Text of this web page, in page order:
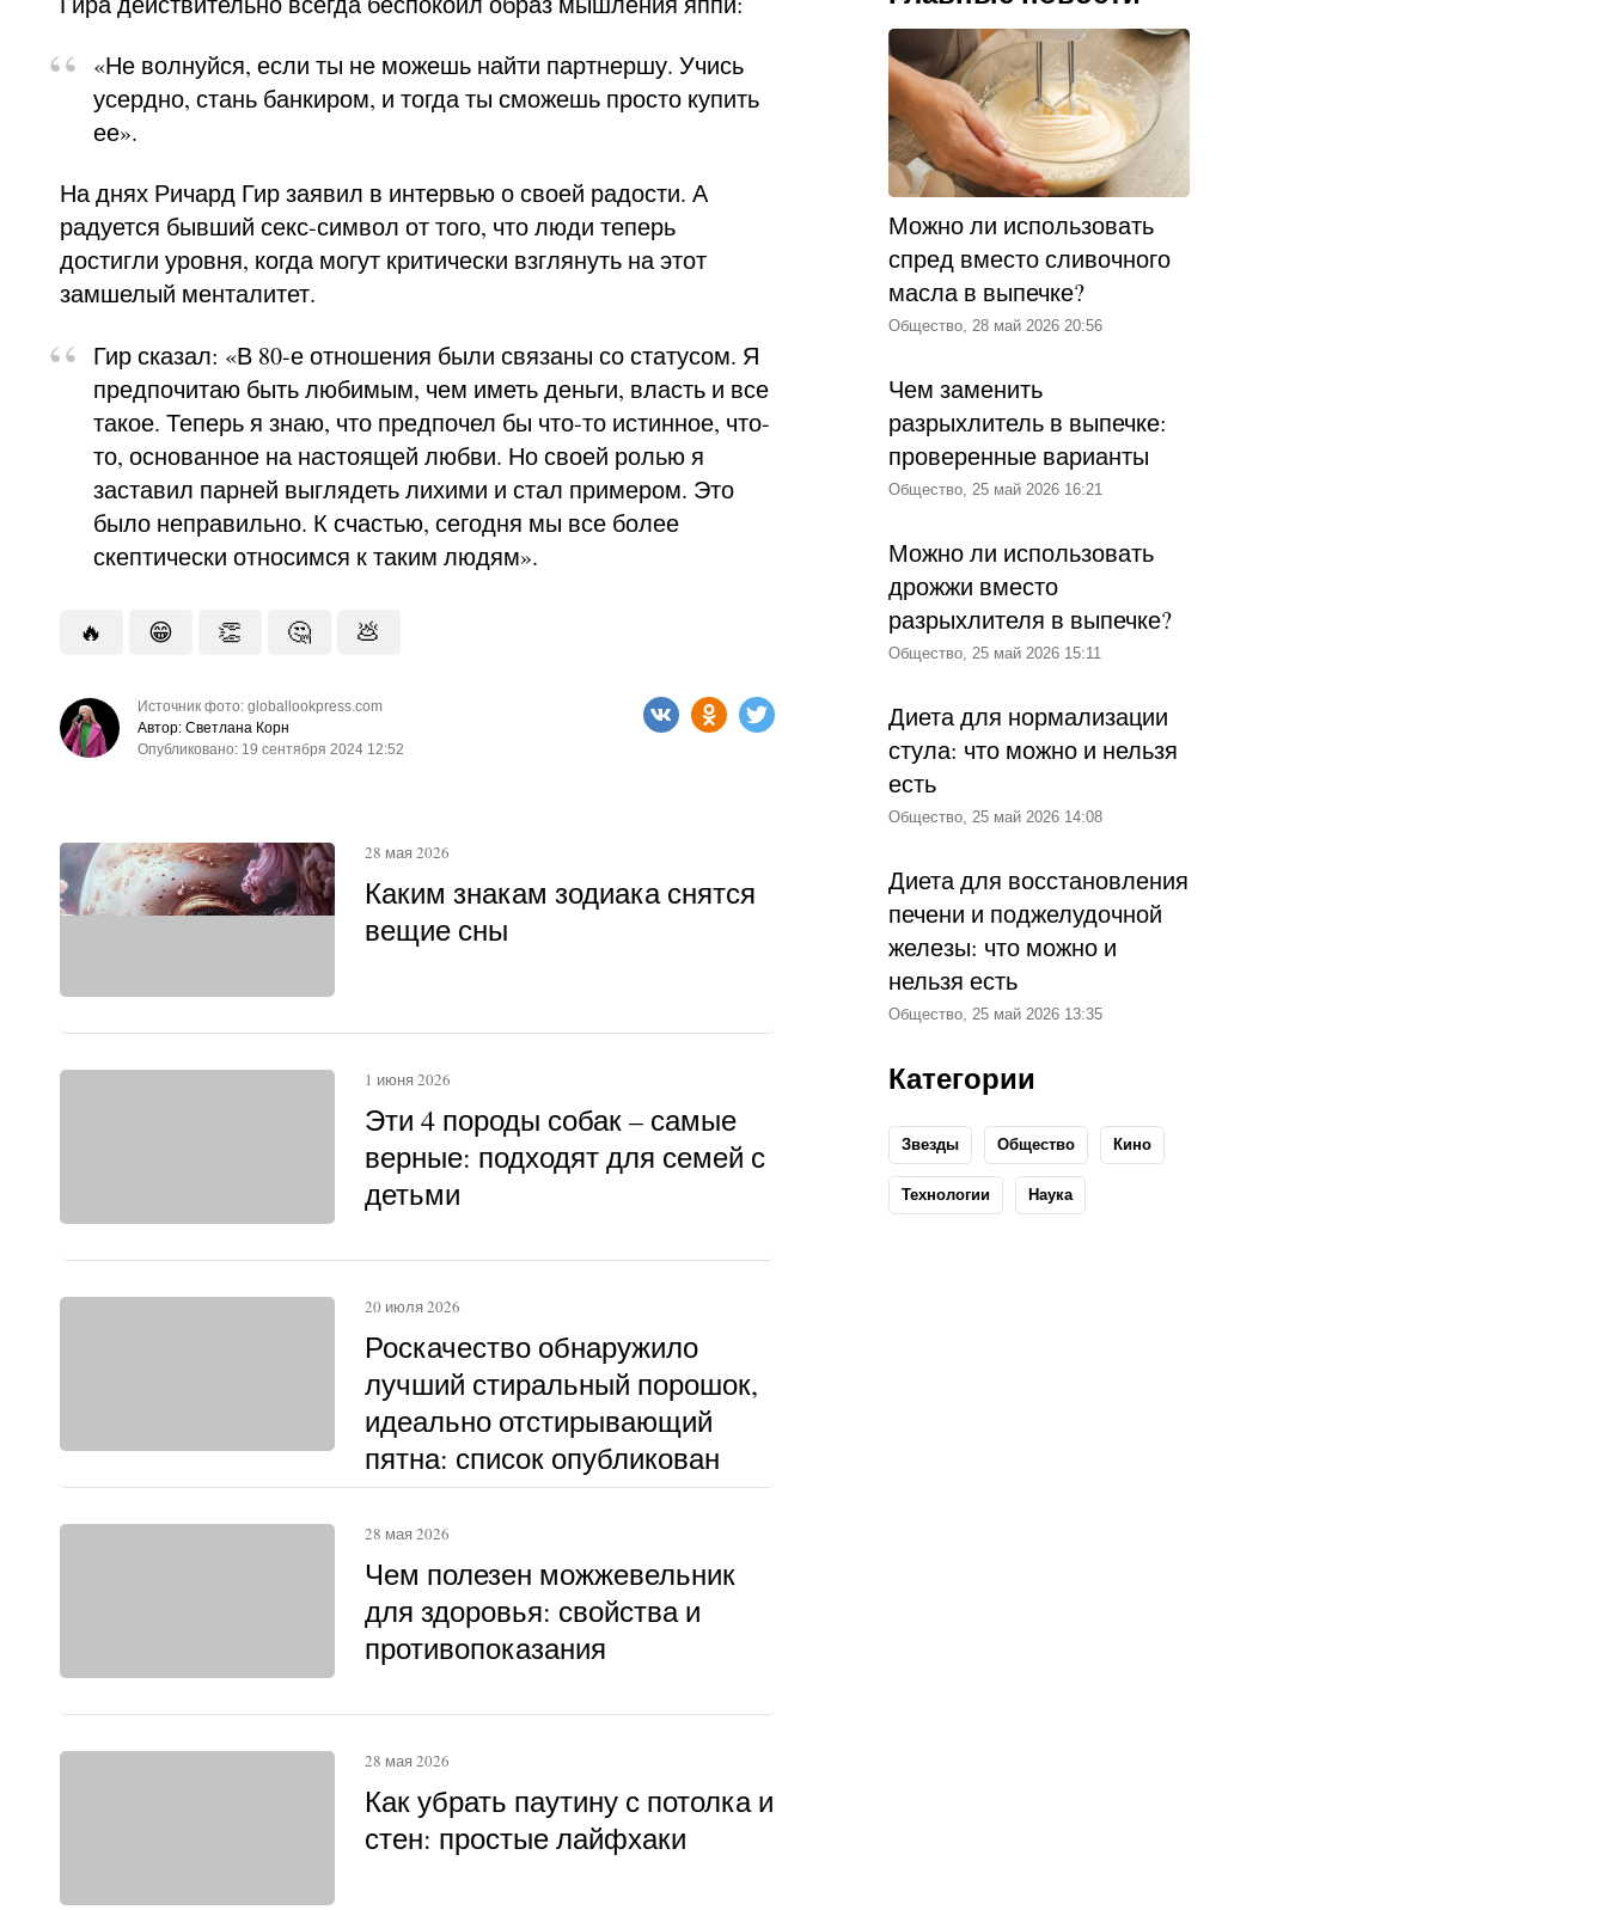
«Не волнуйся, если ты не можешь найти партнершу. Учись
усердно, стань банкиром, и тогда ты сможешь просто купить
ее».
На днях Ричард Гир заявил в интервью о своей радости. А
радуется бывший секс-символ от того, что люди теперь
достигли уровня, когда могут критически взглянуть на этот
замшелый менталитет.
Гир сказал: «В 80-е отношения были связаны со статусом. Я
предпочитаю быть любимым, чем иметь деньги, власть и все
такое. Теперь я знаю, что предпочел бы что-то истинное, что-
то, основанное на настоящей любви. Но своей ролью я
заставил парней выглядеть лихими и стал примером. Это
было неправильно. К счастью, сегодня мы все более
скептически относимся к таким людям».
🔥 😁 👏 🤔 💩
Источник фото: globallookpress.com
Автор: Светлана Корн
Опубликовано: 19 сентября 2024 12:52
Каким знакам зодиака снятся
вещие сны
28 мая 2026
Эти 4 породы собак – самые
верные: подходят для семей с
детьми
1 июня 2026
Роскачество обнаружило
лучший стиральный порошок,
идеально отстирывающий
пятна: список опубликован
20 июля 2026
Чем полезен можжевельник
для здоровья: свойства и
противопоказания
28 мая 2026
Как убрать паутину с потолка и
стен: простые лайфхаки
28 мая 2026
Можно ли использовать
спред вместо сливочного
масла в выпечке?
Общество, 28 май 2026 20:56
Чем заменить
разрыхлитель в выпечке:
проверенные варианты
Общество, 25 май 2026 16:21
Можно ли использовать
дрожжи вместо
разрыхлителя в выпечке?
Общество, 25 май 2026 15:11
Диета для нормализации
стула: что можно и нельзя
есть
Общество, 25 май 2026 14:08
Диета для восстановления
печени и поджелудочной
железы: что можно и
нельзя есть
Общество, 25 май 2026 13:35
Категории
Звезды Общество Кино
Технологии Наука